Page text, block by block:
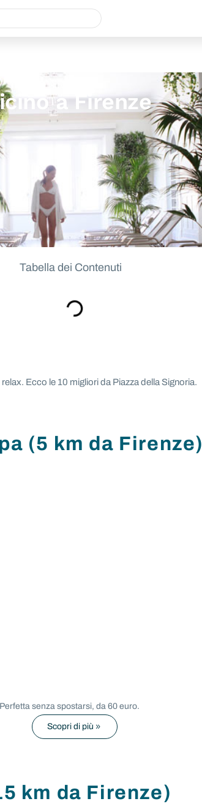
a Firenze
Tabella dei Contenuti
Ecco le 10 migliori da Piazza della Signoria.
(5 km da Firenze)
senza spostarsi, da 60 euro.
Scopri di più
km da Firenze)